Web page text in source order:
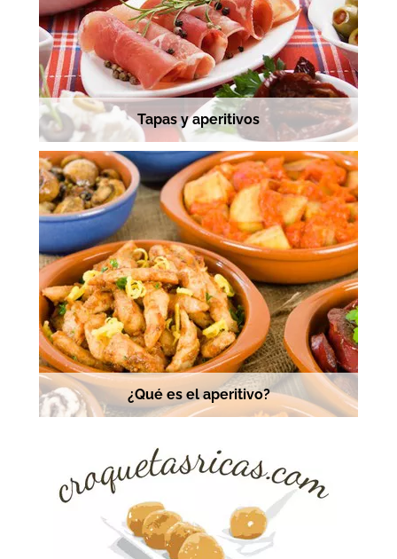
Tapas y aperitivos
¿Qué es el aperitivo?